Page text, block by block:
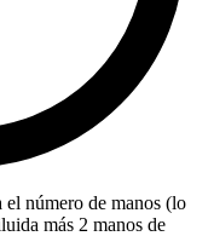
número de manos (lo
más 2 manos de